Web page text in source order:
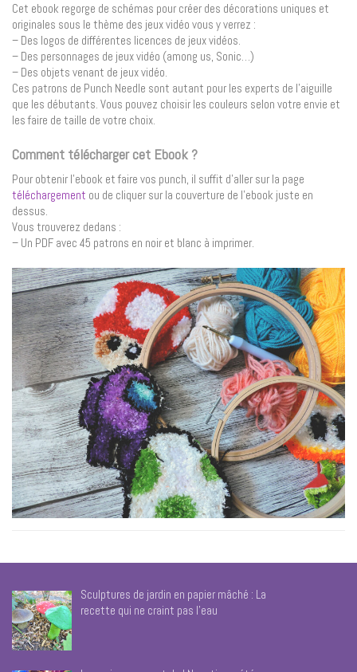
Cet ebook regorge de schémas pour créer des décorations uniques et
originales sous le thème des jeux vidéo vous y verrez :
– Des logos de différentes licences de jeux vidéos.
– Des personnages de jeux vidéo (among us, Sonic…)
– Des objets venant de jeux vidéo.
Ces patrons de Punch Needle sont autant pour les experts de l’aiguille
que les débutants. Vous pouvez choisir les couleurs selon votre envie et
les faire de taille de votre choix.
Comment télécharger cet Ebook ?
Pour obtenir l’ebook et faire vos punch, il suffit d’aller sur la page
téléchargement ou de cliquer sur la couverture de l’ebook juste en
dessus.
Vous trouverez dedans :
– Un PDF avec 45 patrons en noir et blanc à imprimer.
Sculptures de jardin en papier mâché : La
recette qui ne craint pas l’eau